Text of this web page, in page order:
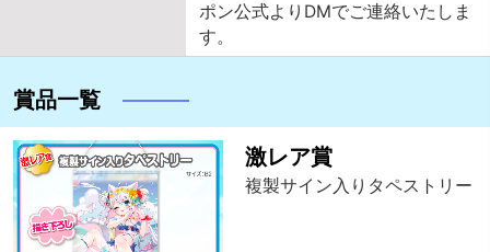
ポン公式よりDMでご連絡いたしま
す。
賞品一覧
激レア賞
複製サイン入りタペストリー